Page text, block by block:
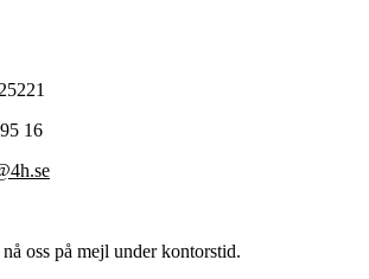
16
oss på mejl under kontorstid.